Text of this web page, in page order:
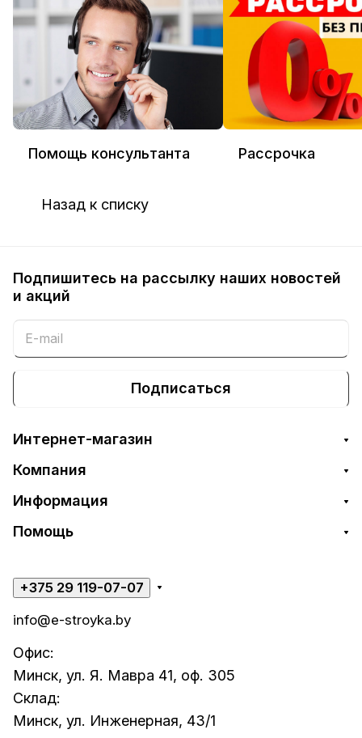
Помощь консультанта Рассрочка
Назад к списку
Подпишитесь на рассылку наших новостей
и акций
Подписаться
Интернет-магазин
Компания
Информация
Помощь
+375 29 119-07-07
info@e-stroyka.by
Офис:
Минск, ул. Я. Мавра 41, оф. 305
Склад:
Минск, ул. Инженерная, 43/1